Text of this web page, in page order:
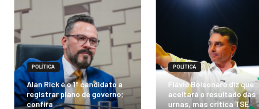
POLÍTICA
Alan Rick é o 1º candidato a
registrar plano de governo;
confira
POLÍTICA
Flávio Bolsonaro diz que
aceitará o resultado das
urnas, mas critica TSE